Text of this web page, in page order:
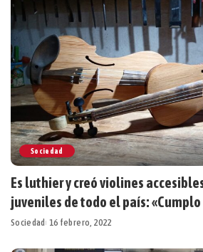
Sociedad
Es luthier y creó violines
juveniles de todo el país: «Cumplo
Sociedad 16 febrero, 2022